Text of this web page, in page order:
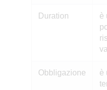
Duration
è
Obbligazione
è